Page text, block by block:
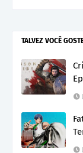
TALVEZ VOCÊ